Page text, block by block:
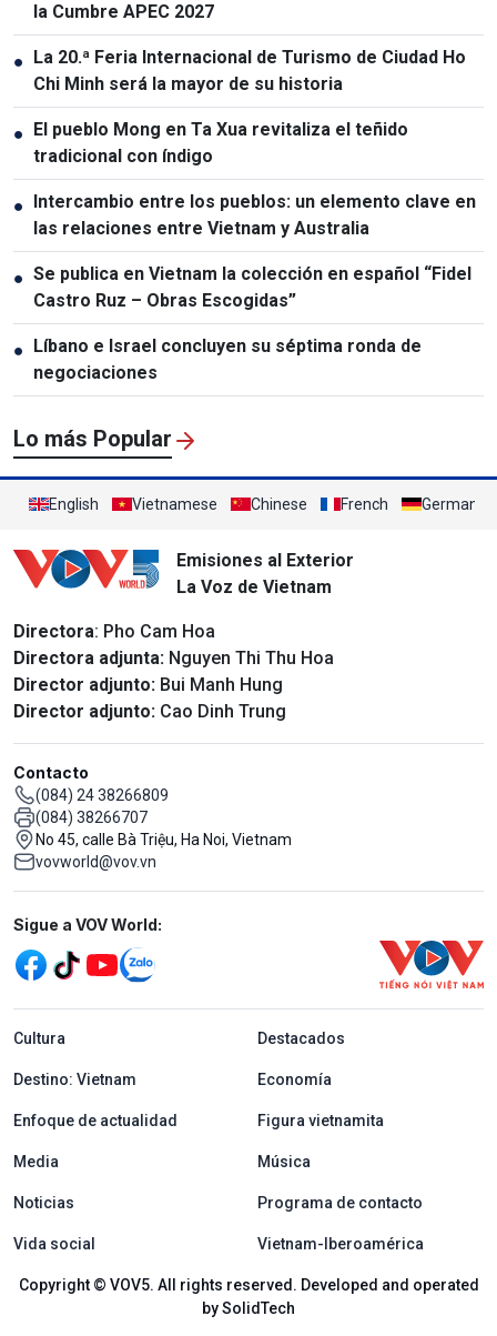
la Cumbre APEC 2027
● La 20.ª Feria Internacional de Turismo de Ciudad Ho
Chi Minh será la mayor de su historia
● El pueblo Mong en Ta Xua revitaliza el teñido
tradicional con índigo
● Intercambio entre los pueblos: un elemento clave en
las relaciones entre Vietnam y Australia
● Se publica en Vietnam la colección en español “Fidel
Castro Ruz – Obras Escogidas”
● Líbano e Israel concluyen su séptima ronda de
negociaciones
Lo más Popular
English Vietnamese Chinese French German
Emisiones al Exterior
La Voz de Vietnam
Directora: Pho Cam Hoa
Directora adjunta: Nguyen Thi Thu Hoa
Director adjunto: Bui Manh Hung
Director adjunto: Cao Dinh Trung
Contacto
(084) 24 38266809
(084) 38266707
No 45, calle Bà Triệu, Ha Noi, Vietnam
vovworld@vov.vn
Mạng xã hội
Sigue a VOV World:
menu footer tiếng Tây ban nha
Cultura Destacados
Destino: Vietnam Economía
Enfoque de actualidad Figura vietnamita
Media Música
Noticias Programa de contacto
Vida social Vietnam-Iberoamérica
Copyright © VOV5. All rights reserved. Developed and operated
by SolidTech